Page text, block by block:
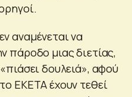
αναμένεται να
πάροδο μιας διετίας,
δουλειά», αφού
ΕΚΕΤΑ έχουν τεθεί